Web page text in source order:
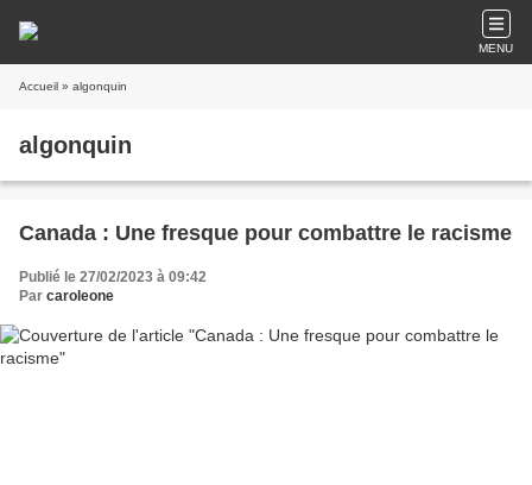
MENU
Accueil » algonquin
algonquin
Canada : Une fresque pour combattre le racisme
Publié le 27/02/2023 à 09:42
Par caroleone